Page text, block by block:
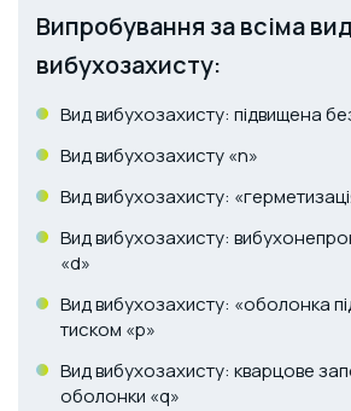
Випробування за всіма
вибухозахисту:
Вид вибухозахисту: підвищена
Вид вибухозахисту «n»
Вид вибухозахисту:
Вид вибухозахисту:
«d»
Вид вибухозахисту: «оболонка
тиском «p»
Вид вибухозахисту: кварцове
оболонки «q»